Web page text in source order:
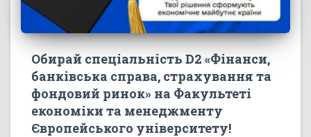
Обирай спеціальність D2 «Фінанси,
банківська справа, страхування та
фондовий ринок» на Факультеті
економіки та менеджменту
Європейського університету!